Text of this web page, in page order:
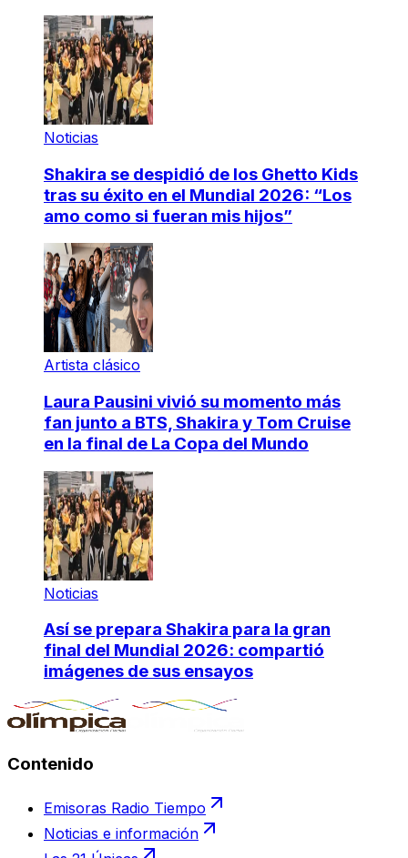
Noticias
Shakira se despidió de los Ghetto Kids
tras su éxito en el Mundial 2026: “Los
amo como si fueran mis hijos”
Artista clásico
Laura Pausini vivió su momento más
fan junto a BTS, Shakira y Tom Cruise
en la final de La Copa del Mundo
Noticias
Así se prepara Shakira para la gran
final del Mundial 2026: compartió
imágenes de sus ensayos
Contenido
Emisoras Radio Tiempo
Noticias e información